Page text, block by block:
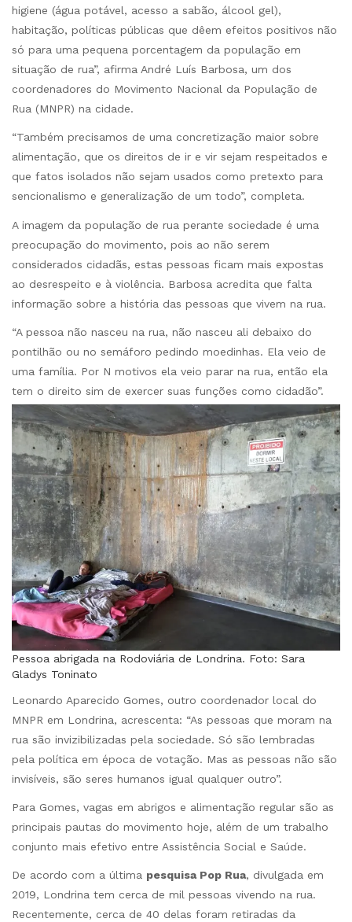
higiene (água potável, acesso a sabão, álcool gel),
habitação, políticas públicas que dêem efeitos positivos não
só para uma pequena porcentagem da população em
situação de rua”, afirma André Luís Barbosa, um dos
coordenadores do Movimento Nacional da População de
Rua (MNPR) na cidade.
“Também precisamos de uma concretização maior sobre
alimentação, que os direitos de ir e vir sejam respeitados e
que fatos isolados não sejam usados como pretexto para
sencionalismo e generalização de um todo”, completa.
A imagem da população de rua perante sociedade é uma
preocupação do movimento, pois ao não serem
considerados cidadãs, estas pessoas ficam mais expostas
ao desrespeito e à violência. Barbosa acredita que falta
informação sobre a história das pessoas que vivem na rua.
“A pessoa não nasceu na rua, não nasceu ali debaixo do
pontilhão ou no semáforo pedindo moedinhas. Ela veio de
uma família. Por N motivos ela veio parar na rua, então ela
tem o direito sim de exercer suas funções como cidadão”.
Pessoa abrigada na Rodoviária de Londrina. Foto: Sara
Gladys Toninato
Leonardo Aparecido Gomes, outro coordenador local do
MNPR em Londrina, acrescenta: “As pessoas que moram na
rua são invizibilizadas pela sociedade. Só são lembradas
pela política em época de votação. Mas as pessoas não são
invisíveis, são seres humanos igual qualquer outro”.
Para Gomes, vagas em abrigos e alimentação regular são as
principais pautas do movimento hoje, além de um trabalho
conjunto mais efetivo entre Assistência Social e Saúde.
De acordo com a última pesquisa Pop Rua, divulgada em
2019, Londrina tem cerca de mil pessoas vivendo na rua.
Recentemente, cerca de 40 delas foram retiradas da